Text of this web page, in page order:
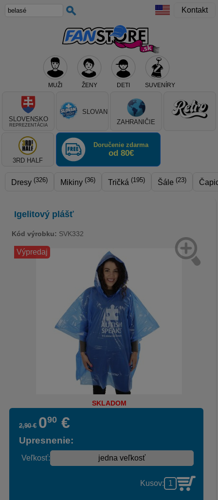
Kontakt
MUŽI ŽENY DETI SUVENÍRY
Teraz vyberte klub, alebo typ výrobku
SLOVENSKO
REPREZENTÁCIA
SLOVAN
ZAHRANIČIE
3RD HALF
Doručenie zdarma
od 80€
Dresy (326) Mikiny (36) Tričká (195) Šále (23)
Igelitový plášť
Kód výrobku: SVK332
Výpredaj
SKLADOM
2,90€ 090 €
Upresnenie:
Veľkosť:
Kusov: